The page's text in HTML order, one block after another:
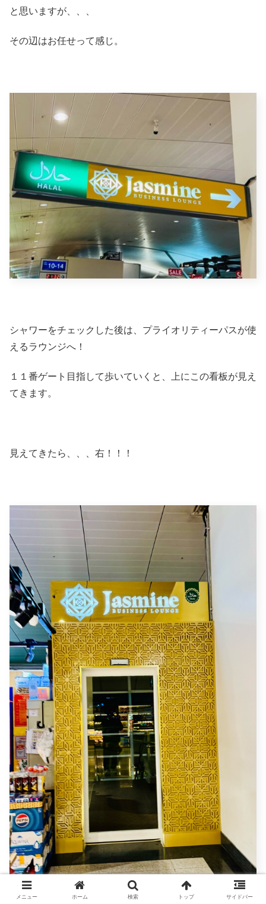
と思いますが、、、
その辺はお任せって感じ。
シャワーをチェックした後は、プライオリティーパスが使
えるラウンジへ！
１１番ゲート目指して歩いていくと、上にこの看板が見え
てきます。
見えてきたら、、、右！！！
メニュー ホーム 検索 トップ サイドバー